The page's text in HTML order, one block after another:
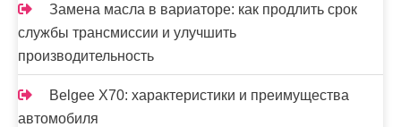
Замена масла в вариаторе: как продлить срок
службы трансмиссии и улучшить
производительность
Belgee X70: характеристики и преимущества
автомобиля